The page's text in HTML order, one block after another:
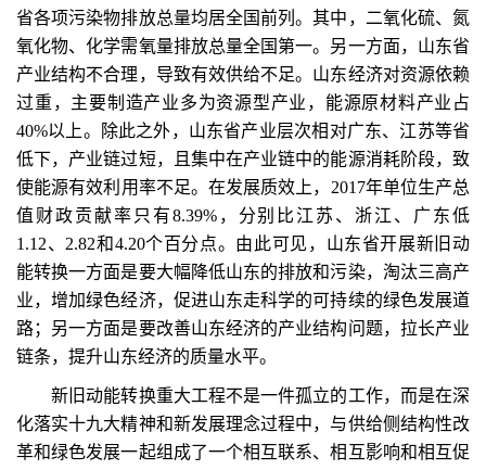
省各项污染物排放总量均居全国前列。其中，二氧化硫、氮
氧化物、化学需氧量排放总量全国第一。另一方面，山东省
产业结构不合理，导致有效供给不足。山东经济对资源依赖
过重，主要制造产业多为资源型产业，能源原材料产业占
40%以上。除此之外，山东省产业层次相对广东、江苏等省
低下，产业链过短，且集中在产业链中的能源消耗阶段，致
使能源有效利用率不足。在发展质效上，2017年单位生产总
值财政贡献率只有8.39%，分别比江苏、浙江、广东低
1.12、2.82和4.20个百分点。由此可见，山东省开展新旧动
能转换一方面是要大幅降低山东的排放和污染，淘汰三高产
业，增加绿色经济，促进山东走科学的可持续的绿色发展道
路；另一方面是要改善山东经济的产业结构问题，拉长产业
链条，提升山东经济的质量水平。
新旧动能转换重大工程不是一件孤立的工作，而是在深
化落实十九大精神和新发展理念过程中，与供给侧结构性改
革和绿色发展一起组成了一个相互联系、相互影响和相互促